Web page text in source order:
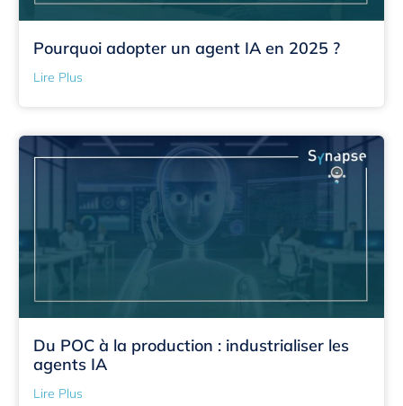
Pourquoi adopter un agent IA en 2025 ?
Lire Plus
Du POC à la production : industrialiser les
agents IA
Lire Plus